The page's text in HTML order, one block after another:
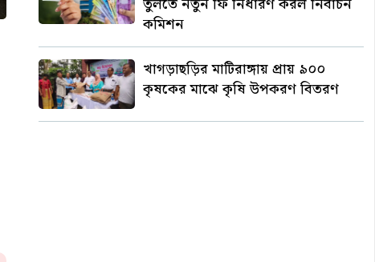
কমিশন
খাগড়াছড়ির মাটিরাঙ্গায় প্রায় ৯০০
কৃষকের মাঝে কৃষি উপকরণ বিতরণ